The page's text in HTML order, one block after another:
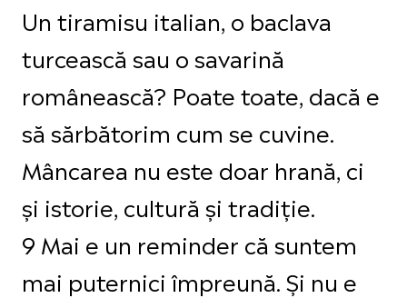
Un tiramisu italian, o baclava
turcească sau o savarină
românească? Poate toate, dacă e
să sărbătorim cum se cuvine.
Mâncarea nu este doar hrană, ci
și istorie, cultură și tradiție.
9 Mai e un reminder că suntem
mai puternici împreună. Și nu e